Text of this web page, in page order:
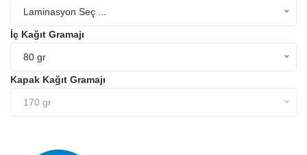
Laminasyon Seç ...
İç Kağıt Gramajı
80 gr
Kapak Kağıt Gramajı
170 gr